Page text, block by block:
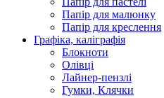
Папір для малюнку
Папір для креслення
Графіка, каліграфія
Блокноти
Олівці
Лайнер-пензлі
Гумки, Клячки